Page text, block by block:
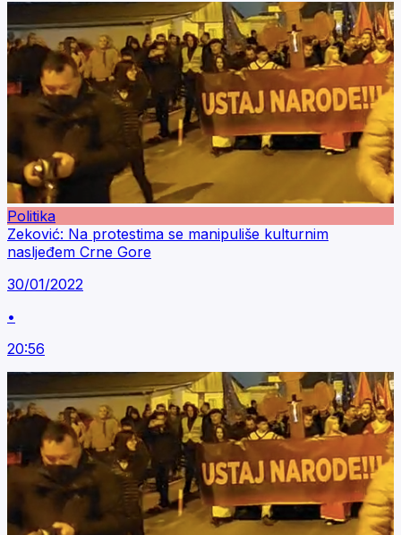
Politika
Zeković: Na protestima se manipuliše kulturnim
nasljeđem Crne Gore
30/01/2022
•
20:56